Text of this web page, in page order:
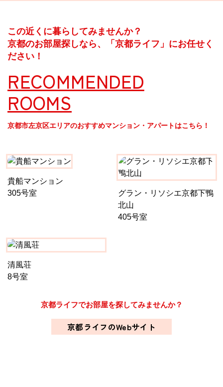
この近くに暮らしてみませんか？
京都のお部屋探しなら、「京都ライフ」にお任せく
ださい！
RECOMMENDED
ROOMS
京都市左京区エリアのおすすめマンション・アパートはこちら！
貴船マンション
305号室
グラン・リソシエ京都下鴨
北山
405号室
清風荘
8号室
京都ライフでお部屋を探してみませんか？
京都ライフのWebサイト